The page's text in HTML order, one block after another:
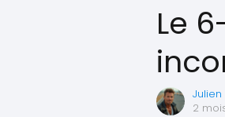
Le
Julien
2